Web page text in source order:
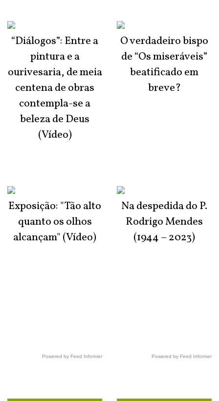
“Diálogos”: Entre a
pintura e a
ourivesaria, de meia
centena de obras
contempla-se a
beleza de Deus
(Vídeo)
Exposição: "Tão alto
quanto os olhos
alcançam" (Vídeo)
Powered by Feed Informer
O verdadeiro bispo
de “Os miseráveis”
beatificado em
breve?
Na despedida do P.
Rodrigo Mendes
(1944 – 2023)
Powered by Feed Informer